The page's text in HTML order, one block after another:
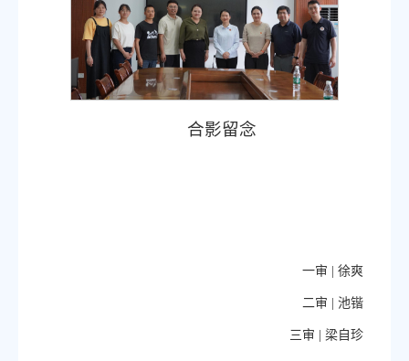
合影留念
一审 | 徐爽
二审 | 池锴
三审 | 梁自珍